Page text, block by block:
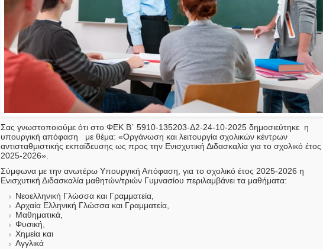
Σας γνωστοποιούμε ότι στο ΦΕΚ Β΄ 5910-135203-Δ2-24-10-2025 δημοσιεύτηκε η
υπουργική απόφαση με θέμα: «Οργάνωση και λειτουργία σχολικών κέντρων
αντισταθμιστικής εκπαίδευσης ως προς την Ενισχυτική Διδασκαλία για το σχολικό έτος
2025-2026».
Σύμφωνα με την ανωτέρω Υπουργική Απόφαση, για το σχολικό έτος 2025-2026 η
Ενισχυτική Διδασκαλία μαθητών/τριών Γυμνασίου περιλαμβάνει τα μαθήματα:
Νεοελληνική Γλώσσα και Γραμματεία,
Αρχαία Ελληνική Γλώσσα και Γραμματεία,
Μαθηματικά,
Φυσική,
Χημεία και
Αγγλικά